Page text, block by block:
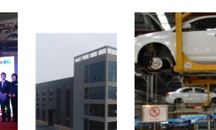
倒闭跑路，
区域汽车市
场或迎寒冬
服务路桥分
公司 深耕
台州，服务
为本的汽车